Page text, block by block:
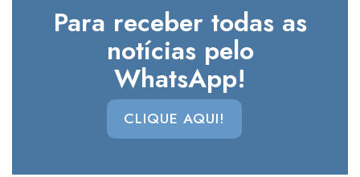
Para receber todas as
notícias pelo
WhatsApp!
CLIQUE AQUI!